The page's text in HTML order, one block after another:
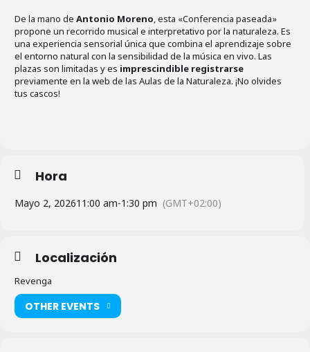
De la mano de Antonio Moreno, esta «Conferencia paseada»
propone un recorrido musical e interpretativo por la naturaleza. Es
una experiencia sensorial única que combina el aprendizaje sobre
el entorno natural con la sensibilidad de la música en vivo. Las
plazas son limitadas y es imprescindible registrarse
previamente en la web de las Aulas de la Naturaleza. ¡No olvides
tus cascos!
Hora
Mayo 2, 202611:00 am-1:30 pm (GMT+02:00)
Localización
Revenga
OTHER EVENTS